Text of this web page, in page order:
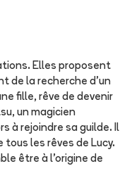
Elles proposent
de la recherche d'un
fille, rêve de devenir
un magicien
à rejoindre sa guilde. Il
tous les rêves de Lucy.
être à l'origine de